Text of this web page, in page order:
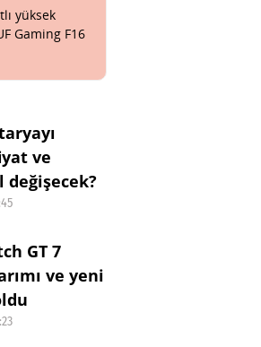
yüksek
Gaming F16
ve
değişecek?
GT 7
ve yeni